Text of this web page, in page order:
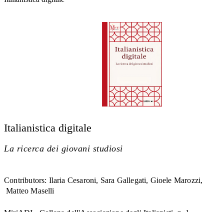
Italianistica digitale
La ricerca dei giovani studiosi
Contributors: Ilaria Cesaroni Sara Gallegati Gioele Marozzi
Matteo Maselli